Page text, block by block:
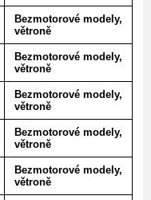
Bezmotorové modely,
větroně
Bezmotorové modely,
větroně
Bezmotorové modely,
větroně
Bezmotorové modely,
větroně
Bezmotorové modely,
větroně